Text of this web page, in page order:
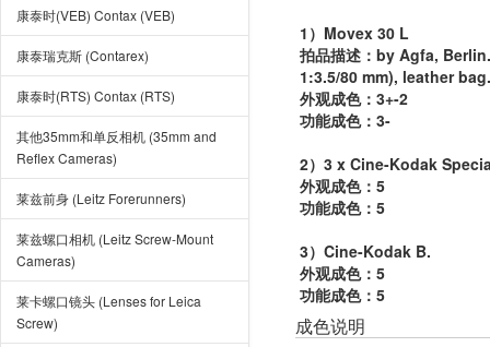
康泰时(VEB) Contax (VEB)
康泰瑞克斯 (Contarex)
康泰时(RTS) Contax (RTS)
其他35mm和单反相机 (35mm and
Reflex Cameras)
莱兹前身 (Leitz Forerunners)
莱兹螺口相机 (Leitz Screw-Mount
Cameras)
莱卡螺口镜头 (Lenses for Leica
Screw)
1）Movex 30 L
拍品描述：by Agfa,
1:3.5/80 mm), leather bag.
外观成色：3+-2
功能成色：3-
2）3 x Cine-Kodak
外观成色：5
功能成色：5
3）Cine-Kodak B.
外观成色：5
功能成色：5
成色说明